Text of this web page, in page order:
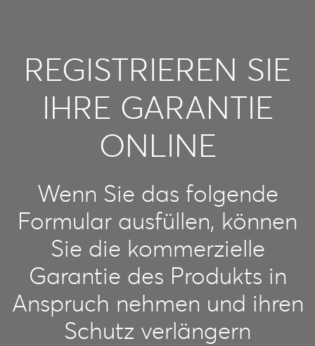
REGISTRIEREN SIE
IHRE GARANTIE
ONLINE
Wenn Sie das folgende
Formular ausfüllen, können
Sie die kommerzielle
Garantie des Produkts in
Anspruch nehmen und ihren
Schutz verlängern